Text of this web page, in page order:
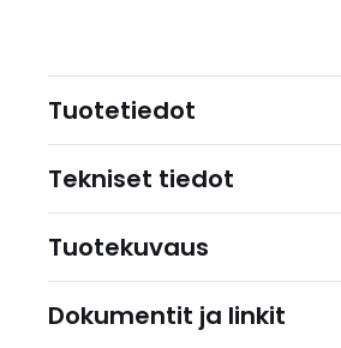
Tuotetiedot
Tekniset tiedot
Tuotekuvaus
Dokumentit ja linkit